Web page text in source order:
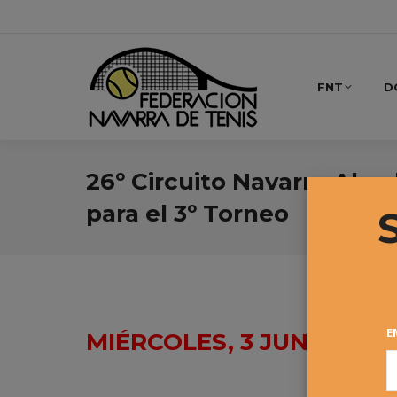
FNT
26º Circuito Navarro
para el 3º Torneo
MIÉRCOLES, 3 JUNIO –